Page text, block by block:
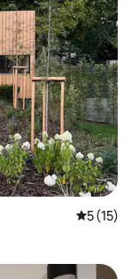
Средна
5 (15)